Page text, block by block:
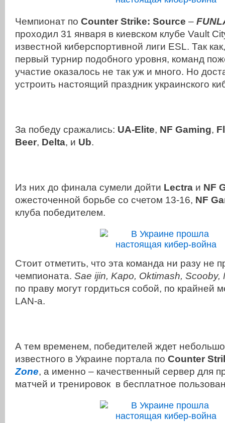
Чемпионат по Counter Strike: Source –
проходил 31 января в киевском клубе Vault
известной киберспортивной лиги ESL. Так
первый турнир подобного уровня, команд
участие оказалось не так уж и много. Но
устроить настоящий праздник украинского
За победу сражались: UA-Elite, NF Gaming,
Beer, Delta, и Ub.
Из них до финала сумели дойти Lectra и NF
ожесточенной борьбе со счетом 13-16, NF
клуба победителем.
Стоит отметить, что эта команда ни разу не
чемпионата. Sae ijin, Kapo, Oktimash, Scooby,
по праву могут гордиться собой, по крайней
LAN-a.
А тем временем, победителей ждет
известного в Украине портала по Counter
Zone, а именно – качественный сервер для
матчей и тренировок в бесплатное